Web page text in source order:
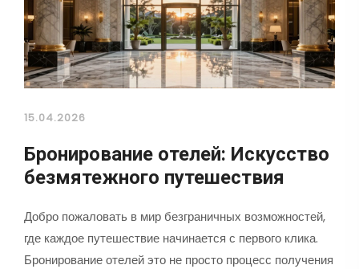
15.04.2026
Бронирование отелей: Искусство
безмятежного путешествия
Добро пожаловать в мир безграничных возможностей,
где каждое путешествие начинается с первого клика.
Бронирование отелей это не просто процесс получения